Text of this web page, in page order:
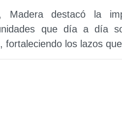
Madera destacó la
que día a día
fortaleciendo los lazos